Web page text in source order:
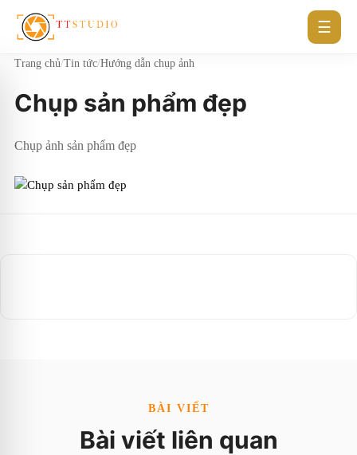
☰
Trang chủ/Tin tức/Hướng dẫn chụp ảnh
Chụp sản phẩm đẹp
Chụp ảnh sản phẩm đẹp
BÀI VIẾT
Bài viết liên quan